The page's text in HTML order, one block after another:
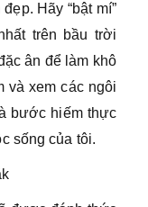
Hãy “bật mí”
trên bầu trời
ân để làm khô
và xem các ngôi
bước hiếm thực
sống của tôi.